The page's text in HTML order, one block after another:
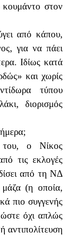
κουμάντο στον
από κάπου,
για να πάει
Ιδίως κατά
και χωρίς
τύπου
διορισμός
ο Νίκος
τις εκλογές
από τη ΝΔ
μάζα (η οποία,
πιο συγγενής
όχι απλώς
αντιπολίτευση